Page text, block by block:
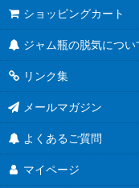
ショッピングカート
ジャム瓶の脱気につい
リンク集
メールマガジン
よくあるご質問
マイページ